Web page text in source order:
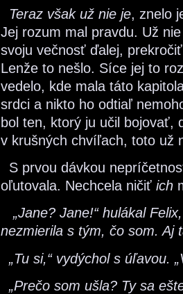
Teraz však už nie je, znelo
Jej rozum mal pravdu. Už
svoju večnosť ďalej,
Lenže to nešlo. Síce jej to
vedelo, kde mala táto
srdci a nikto ho odtiaľ
bol ten, ktorý ju učil bojovať,
v krušných chvíľach, toto už
S prvou dávkou
oľutovala. Nechcela ničiť ich
„Jane? Jane!“ hulákal
nezmierila s tým, čo som. Aj
„Tu si,“ vydýchol s úľavou.
„Prečo som ušla? Ty sa